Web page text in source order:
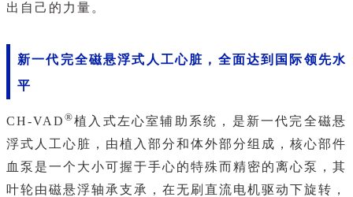
出自己的力量。
新一代完全磁悬浮式人工心脏，全面达到国际领先水
平
CH-VAD ®植入式左心室辅助系统，是新一代完全磁悬
浮式人工心脏，由植入部分和体外部分组成，核心部件
血泵是一个大小可握于手心的特殊而精密的离心泵，其
叶轮由磁悬浮轴承支承，在无刷直流电机驱动下旋转，